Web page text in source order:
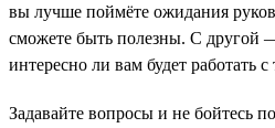
вы лучше поймёте ожидания
сможете быть полезны. С другой
интересно ли вам будет работать
Задавайте вопросы и не бойтесь